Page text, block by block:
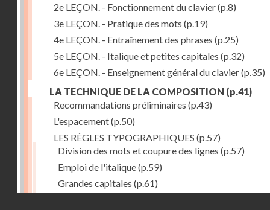
2e LEÇON. - Fonctionnement du clavier(p.8)
3e LEÇON. - Pratique des mots (p.19)
4e LEÇON. - Entraînement des phrases (p.25)
5e LEÇON. - Italique et petites capitales (p.32)
6e LEÇON. - Enseignement général du clavier(p.35)
LA TECHNIQUE DE LA COMPOSITION (p.41)
Recommandations préliminaires (p.43)
L'espacement(p.50)
LES RÈGLES TYPOGRAPHIQUES (p.57)
Division des mots et coupure des lignes (p.57)
Emploi de l'italique(p.59)
Grandes capitales (p.61)